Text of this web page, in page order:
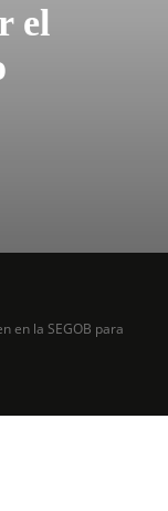
el
en la SEGOB para